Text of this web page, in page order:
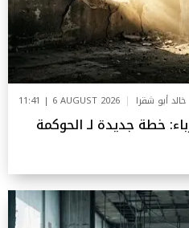
11:41 | 6 AUGUST 2026 خالد أبو شقرا
خطة جديدة لـ الحوكمة